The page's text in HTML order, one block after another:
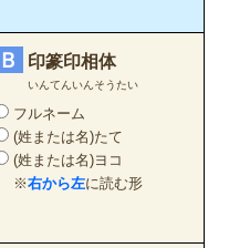
Ｂ 印篆印相体
いんてんいんそうたい
フルネーム
(姓または名)たて
(姓または名)ヨコ
※右から左に読む形